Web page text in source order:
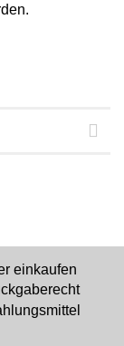
einkaufen